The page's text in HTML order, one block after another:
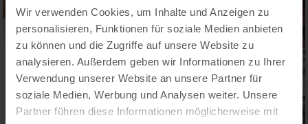
Wir verwenden Cookies, um Inhalte und Anzeigen zu
personalisieren, Funktionen für soziale Medien anbieten
zu können und die Zugriffe auf unsere Website zu
analysieren. Außerdem geben wir Informationen zu Ihrer
Verwendung unserer Website an unsere Partner für
soziale Medien, Werbung und Analysen weiter. Unsere
Partner führen diese Informationen möglicherweise mit